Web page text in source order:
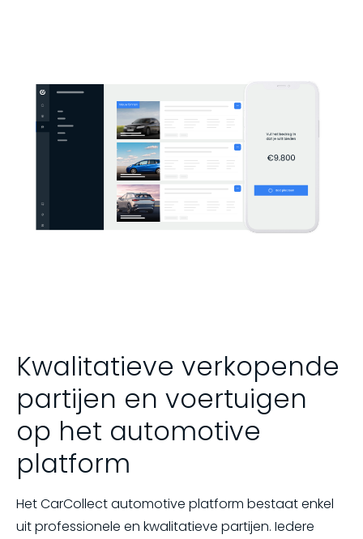
Kwalitatieve verkopende
partijen en voertuigen
op het automotive
platform
Het CarCollect automotive platform bestaat enkel
uit professionele en kwalitatieve partijen. Iedere